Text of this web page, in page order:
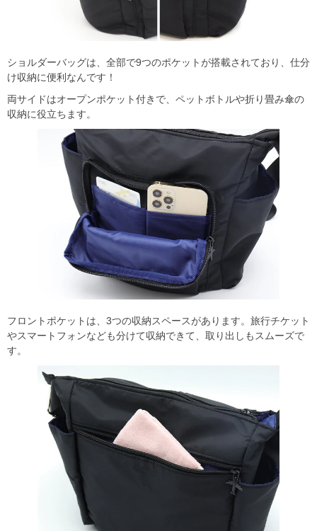
ショルダーバッグは、全部で9つのポケットが搭載されており、仕分
け収納に便利なんです！
両サイドはオープンポケット付きで、ペットボトルや折り畳み傘の
収納に役立ちます。
フロントポケットは、3つの収納スペースがあります。旅行チケット
やスマートフォンなども分けて収納できて、取り出しもスムーズで
す。